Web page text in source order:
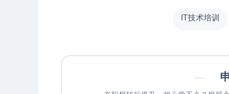
IT技术培训
— 申